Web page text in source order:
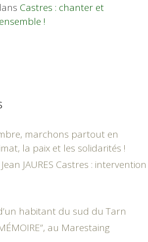
Castres : chanter et
!
marchons partout en
la paix et les solidarités !
JAURES Castres : intervention
habitant du sud du Tarn
au Marestaing